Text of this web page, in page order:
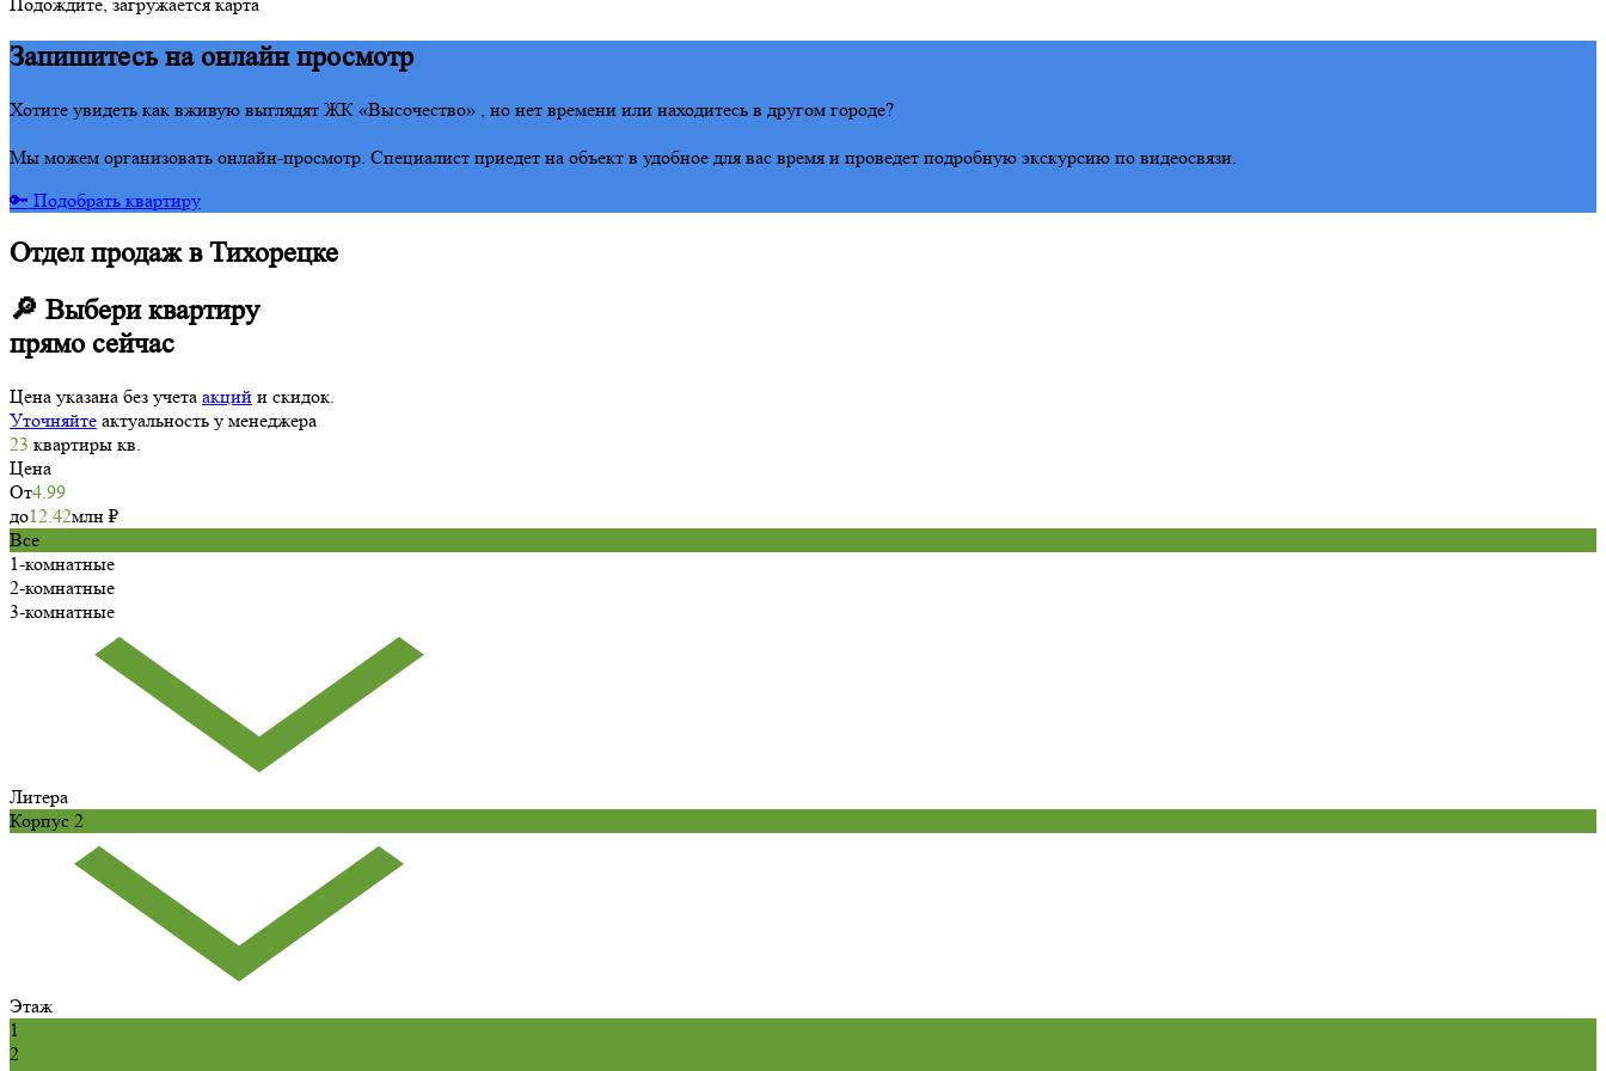
Запишитесь на онлайн просмотр
Хотите увидеть как вживую выглядят ЖК «Высочество» , но нет времени или находитесь в другом городе?
Мы можем организовать онлайн-просмотр. Специалист приедет на объект в удобное для вас время и проведет подробную экскурсию по видеосвязи.
🔑 Подобрать квартиру
Отдел продаж в Тихорецке
🔎 Выбери квартиру
прямо сейчас
Цена указана без учета акций и скидок.
Уточняйте актуальность у менеджера
23 квартиры кв.
Цена
От4.99
до12.42млн ₽
Все
1-комнатные
2-комнатные
3-комнатные
Литера
Корпус 2
Этаж
1
2